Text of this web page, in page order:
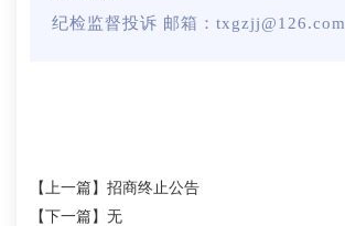
纪检监督投诉 邮箱：txgzjj@126.com
【上一篇】 招商终止公告
【下一篇】无